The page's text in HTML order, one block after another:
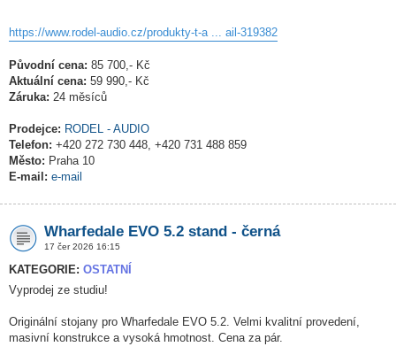
https://www.rodel-audio.cz/produkty-t-a ... ail-319382
Původní cena: 85 700,- Kč
Aktuální cena: 59 990,- Kč
Záruka: 24 měsíců
Prodejce: RODEL - AUDIO
Telefon: +420 272 730 448, +420 731 488 859
Město: Praha 10
E-mail: e-mail
Wharfedale EVO 5.2 stand - černá
17 čer 2026 16:15
KATEGORIE: OSTATNÍ
Vyprodej ze studiu!
Originální stojany pro Wharfedale EVO 5.2. Velmi kvalitní provedení,
masivní konstrukce a vysoká hmotnost. Cena za pár.